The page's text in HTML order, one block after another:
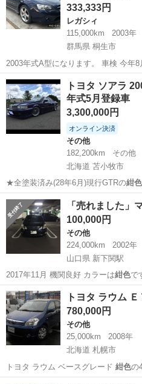
333,333円
レガシィ
115,000km
2003年
群馬県 桐生市
2003年式A型になります。 車検 今年8
10万キロ台にてタイベル、水ポンプ
す。 冬タイヤホイール4本つけます。 不具合なく毎日の通勤で使用し
ています。...
群馬 桐生市 レガシィ
トヨタ ソアラ
年式5月登録車
3,300,000円
オンライン決済
その他
182,200km
その他
北海道 苫小牧市
★全塗装済み(28年6月)現行GTRの紺色
サイド…
北海道 苫小牧市 その他
「売れました」
100,000円
その他
224,000km
2002年
山口県 新下関駅
2017年11月 機関良好 カラーは紺色で
新品…
山口 下関市 新下関駅 そ
トヨタ ラウム
780,000円
その他
25,000km
2008年
北海道 札幌市
トヨタ ラウム ベースグレード 紺色の
Ｗエ…